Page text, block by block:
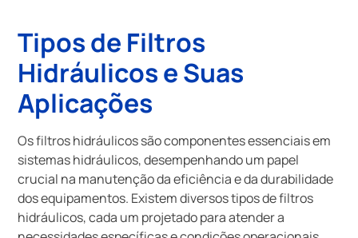
Tipos de Filtros
Hidráulicos e Suas
Aplicações
Os filtros hidráulicos são componentes essenciais em
sistemas hidráulicos, desempenhando um papel
crucial na manutenção da eficiência e da durabilidade
dos equipamentos. Existem diversos tipos de filtros
hidráulicos, cada um projetado para atender a